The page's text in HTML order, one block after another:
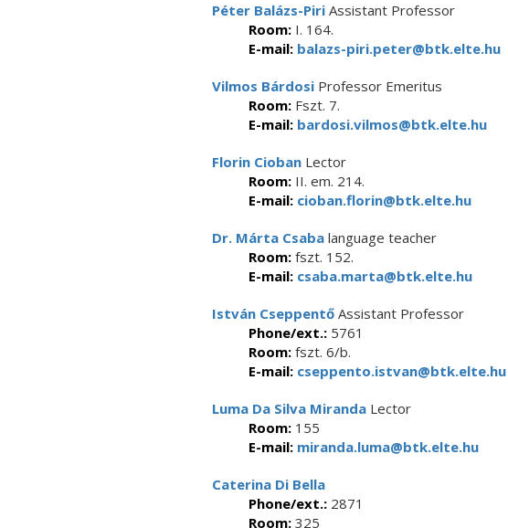
Péter Balázs-Piri Assistant Professor
Room: I. 164.
E-mail: balazs-piri.peter@btk.elte.hu
Vilmos Bárdosi Professor Emeritus
Room: Fszt. 7.
E-mail: bardosi.vilmos@btk.elte.hu
Florin Cioban Lector
Room: II. em. 214.
E-mail: cioban.florin@btk.elte.hu
Dr. Márta Csaba language teacher
Room: fszt. 152.
E-mail: csaba.marta@btk.elte.hu
István Cseppentő Assistant Professor
Phone/ext.: 5761
Room: fszt. 6/b.
E-mail: cseppento.istvan@btk.elte.hu
Luma Da Silva Miranda Lector
Room: 155
E-mail: miranda.luma@btk.elte.hu
Caterina Di Bella
Phone/ext.: 2871
Room: 325